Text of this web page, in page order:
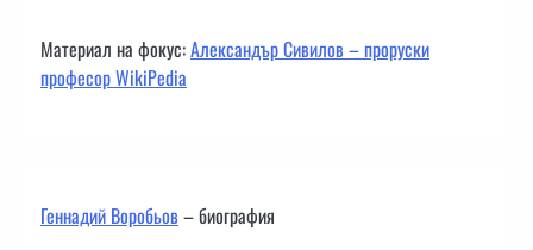
Материал на фокус:Александър Сивилов – проруски
професор WikiPedia
Геннадий Воробьов– биография